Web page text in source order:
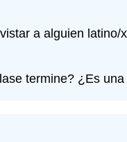
a alguien
termine? ¿Es